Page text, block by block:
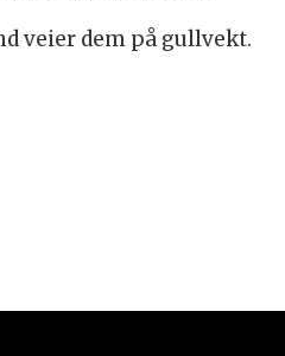
veier dem på gullvekt.